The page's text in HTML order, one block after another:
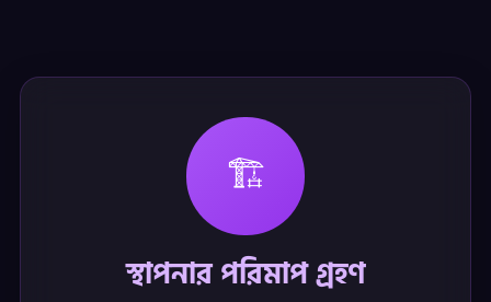
🏗️
স্থাপনার পরিমাপ গ্রহণ